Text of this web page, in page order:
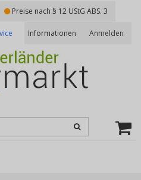
Preise nach § 12 UStG ABS. 3
Informationen Anmelden